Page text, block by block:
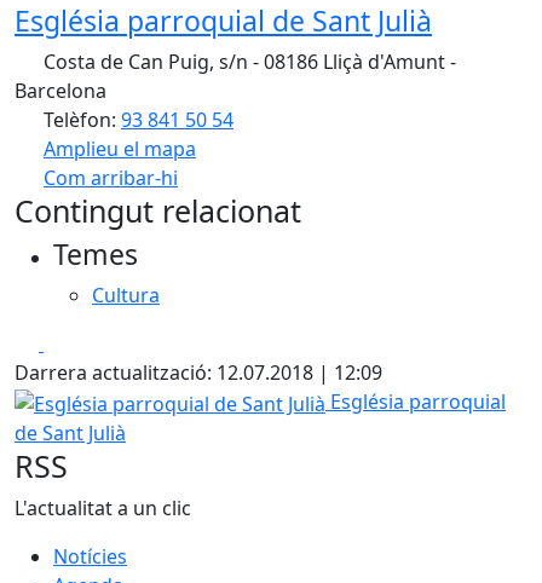
Església parroquial de Sant Julià
Costa de Can Puig, s/n - 08186 Lliçà d'Amunt -
Barcelona
Telèfon: 93 841 50 54
Amplieu el mapa
Com arribar-hi
+
Contingut relacionat
Temes
Cultura
Darrera actualització: 12.07.2018 | 12:09
Església parroquial de Sant Julià
Església parroquial
de Sant Julià
RSS
L'actualitat a un clic
Notícies